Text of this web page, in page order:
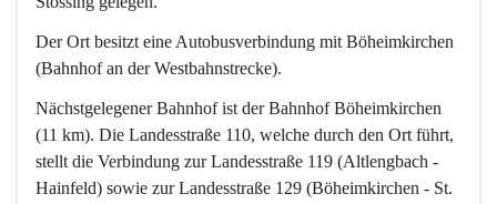
Der Ort besitzt eine Autobusverbindung mit Böheimkirchen
(Bahnhof an der Westbahnstrecke).
Nächstgelegener Bahnhof ist der Bahnhof Böheimkirchen
(11 km). Die Landesstraße 110, welche durch den Ort führt,
stellt die Verbindung zur Landesstraße 119 (Altlengbach -
Hainfeld) sowie zur Landesstraße 129 (Böheimkirchen - St.